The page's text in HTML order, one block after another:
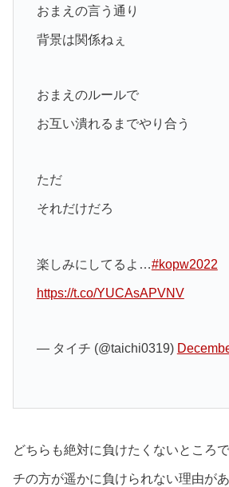
おまえの言う通り
背景は関係ねぇ
おまえのルールで
お互い潰れるまでやり合う
ただ
それだけだろ
楽しみにしてるよ…#kopw2022
https://t.co/YUCAsAPVNV
— タイチ (@taichi0319)
どちらも絶対に負けたくないところ
チの方が遥かに負けられない理由があ